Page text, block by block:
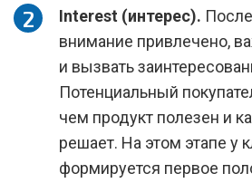
Interest (интерес).
внимание привлечено,
и вызвать
Потенциальный
чем продукт полезен и
решает. На этом этапе у
формируется первое